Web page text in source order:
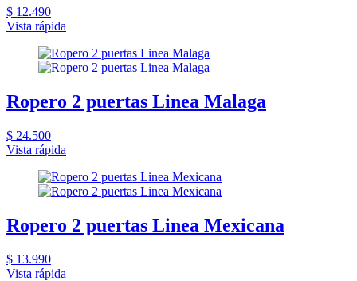
$ 12.490
Vista rápida
Ropero 2 puertas Linea Malaga
$ 24.500
Vista rápida
Ropero 2 puertas Linea Mexicana
$ 13.990
Vista rápida